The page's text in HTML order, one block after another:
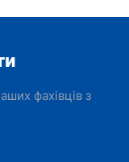
фахівців з